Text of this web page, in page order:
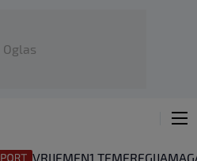
Oglas
VRIJEMEN1 TEMEREGIJA